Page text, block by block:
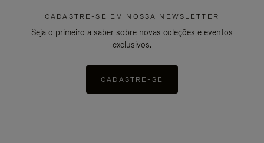
CADASTRE-SE EM NOSSA NEWSLETTER
Seja o primeiro a saber sobre novas coleções e eventos
exclusivos.
CADASTRE-SE